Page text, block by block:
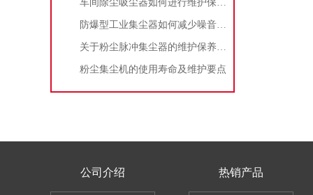
车间除尘吸尘器如何进行维护保养？
防爆型工业集尘器如何减少噪音?三个方法轻松解决
关于粉尘脉冲集尘器的维护保养问题
粉尘集尘机的使用寿命及维护要点
公司介绍 热销产品